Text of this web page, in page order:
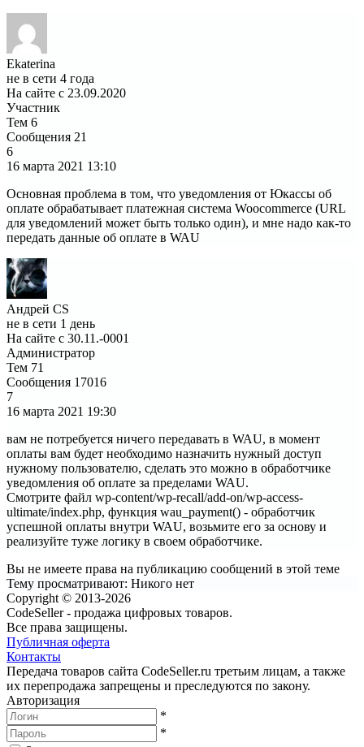
Ekaterina
не в сети 4 года
На сайте с 23.09.2020
Участник
Тем 6
Сообщения 21
6
16 марта 2021 13:10
Основная проблема в том, что уведомления от Юкассы об
оплате обрабатывает платежная система Woocommerce (URL
для уведомлений может быть только один), и мне надо как-то
передать данные об оплате в WAU
Андрей CS
не в сети 1 день
На сайте с 30.11.-0001
Администратор
Тем 71
Сообщения 17016
7
16 марта 2021 19:30
вам не потребуется ничего передавать в WAU, в момент
оплаты вам будет необходимо назначить нужный доступ
нужному пользователю, сделать это можно в обработчике
уведомления об оплате за пределами WAU.
Смотрите файл wp-content/wp-recall/add-on/wp-access-
ultimate/index.php, функция wau_payment() - обработчик
успешной оплаты внутри WAU, возьмите его за основу и
реализуйте туже логику в своем обработчике.
Вы не имеете права на публикацию сообщений в этой теме
Тему просматривают: Никого нет
Copyright © 2013-2026
CodeSeller - продажа цифровых товаров.
Все права защищены.
Публичная оферта
Контакты
Передача товаров сайта CodeSeller.ru третьим лицам, а также
их перепродажа запрещены и преследуются по закону.
Авторизация
*
*